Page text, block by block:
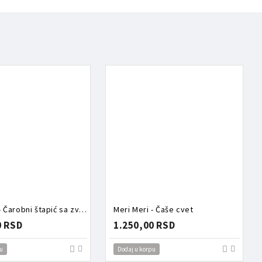
Meri Meri - Čarobni štapić sa zvezdom Meri Meri - Čaše cvet
1.250,00 RSD
Dodaj u korpu